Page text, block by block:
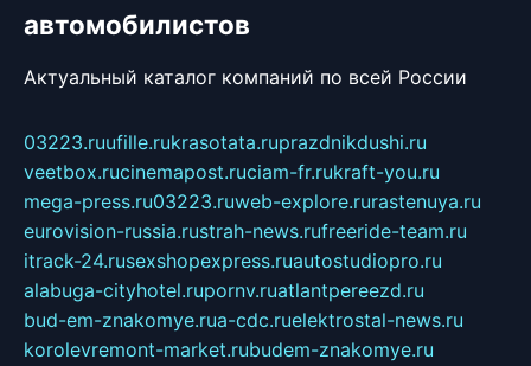
автомобилистов
Актуальный каталог компаний по всей России
03223.ruufille.rukrasotata.ruprazdnikdushi.ru
veetbox.rucinemapost.ruciam-fr.rukraft-you.ru
mega-press.ru03223.ruweb-explore.rurastenuya.ru
eurovision-russia.rustrah-news.rufreeride-team.ru
itrack-24.rusexshopexpress.ruautostudiopro.ru
alabuga-cityhotel.rupornv.ruatlantpereezd.ru
bud-em-znakomye.rua-cdc.ruelektrostal-news.ru
korolevremont-market.rubudem-znakomye.ru